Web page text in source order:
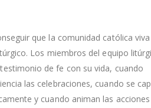
eguir que la comunidad católica viva
Los miembros del equipo
de fe con su vida, cuando
las celebraciones, cuando se
y cuando animan las acciones